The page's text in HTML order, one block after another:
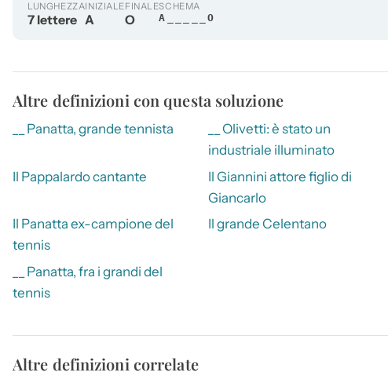
LUNGHEZZA
7 lettere
INIZIALE
A
FINALE
O
SCHEMA
A_____O
Altre definizioni con questa soluzione
__ Panatta, grande tennista
__ Olivetti: è stato un
industriale illuminato
Il Pappalardo cantante
Il Giannini attore figlio di
Giancarlo
Il Panatta ex-campione del
tennis
Il grande Celentano
__ Panatta, fra i grandi del
tennis
Altre definizioni correlate